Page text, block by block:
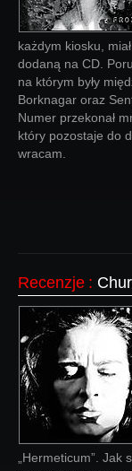
każdym kiosku,
dodaną na CD.
na którym były
Borknagar oraz
Numer przekonał
który pozostaje do
wracam.
Recenzje :
„Hermeticum”.